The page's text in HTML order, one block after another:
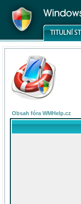
Obsah fóra WMHelp.cz